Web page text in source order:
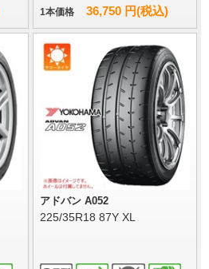
1本価格 36,750 円(税込)
アドバン A052
225/35R18 87Y XL